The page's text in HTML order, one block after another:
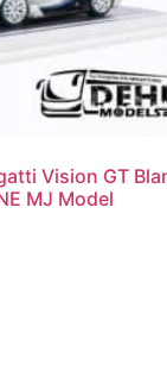
Vision GT
MJ Model